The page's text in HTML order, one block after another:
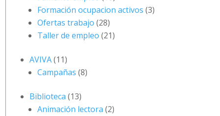
Formación ocupacion activos (3)
Ofertas trabajo (28)
Taller de empleo (21)
AVIVA(11)
Campañas (8)
Biblioteca (13)
Animación lectora (2)